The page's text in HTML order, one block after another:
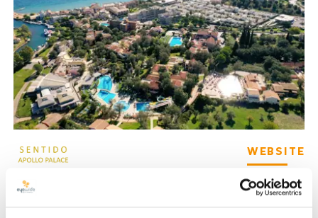
WEBSITE
Zoi Retreat Hotel Zanzibar